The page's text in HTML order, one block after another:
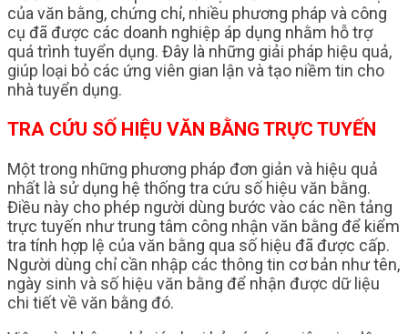
của văn bằng, chứng chỉ, nhiều phương pháp và công
cụ đã được các doanh nghiệp áp dụng nhằm hỗ trợ
quá trình tuyển dụng. Đây là những giải pháp hiệu quả,
giúp loại bỏ các ứng viên gian lận và tạo niềm tin cho
nhà tuyển dụng.
TRA CỨU SỐ HIỆU VĂN BẰNG TRỰC TUYẾN
Một trong những phương pháp đơn giản và hiệu quả
nhất là sử dụng hệ thống tra cứu số hiệu văn bằng.
Điều này cho phép người dùng bước vào các nền tảng
trực tuyến như trung tâm công nhận văn bằng để kiểm
tra tính hợp lệ của văn bằng qua số hiệu đã được cấp.
Người dùng chỉ cần nhập các thông tin cơ bản như tên,
ngày sinh và số hiệu văn bằng để nhận được dữ liệu
chi tiết về văn bằng đó.